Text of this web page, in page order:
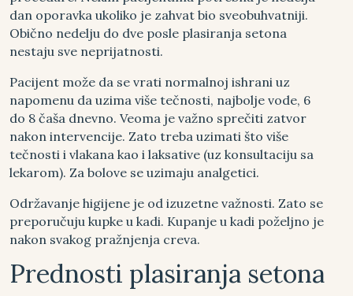
dan oporavka ukoliko je zahvat bio sveobuhvatniji.
Obično nedelju do dve posle plasiranja setona
nestaju sve neprijatnosti.
Pacijent može da se vrati normalnoj ishrani uz
napomenu da uzima više tečnosti, najbolje vode, 6
do 8 čaša dnevno. Veoma je važno sprečiti zatvor
nakon intervencije. Zato treba uzimati što više
tečnosti i vlakana kao i laksative (uz konsultaciju sa
lekarom). Za bolove se uzimaju analgetici.
Održavanje higijene je od izuzetne važnosti. Zato se
preporučuju kupke u kadi. Kupanje u kadi poželjno je
nakon svakog pražnjenja creva.
Prednosti plasiranja setona